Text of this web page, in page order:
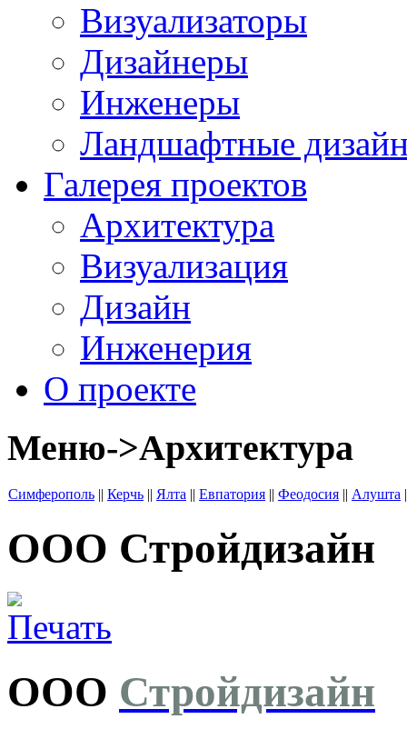
Визуализаторы
Дизайнеры
Инженеры
Ландшафтные
Галерея проектов
Архитектура
Визуализация
Дизайн
Инженерия
О проекте
Меню->Архитектура
Симферополь || Керчь || Ялта || Евпатория || Феодосия || Алушта
ООО Стройдизайн
ООО Стройдизайн